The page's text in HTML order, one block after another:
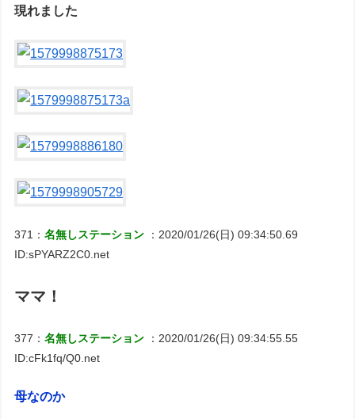
現れました
371：名無しステーション
：2020/01/26(日) 09:34:50.69
ID:sPYARZ2C0.net
ママ！
377：名無しステーション
：2020/01/26(日) 09:34:55.55
ID:cFk1fq/Q0.net
母なのか